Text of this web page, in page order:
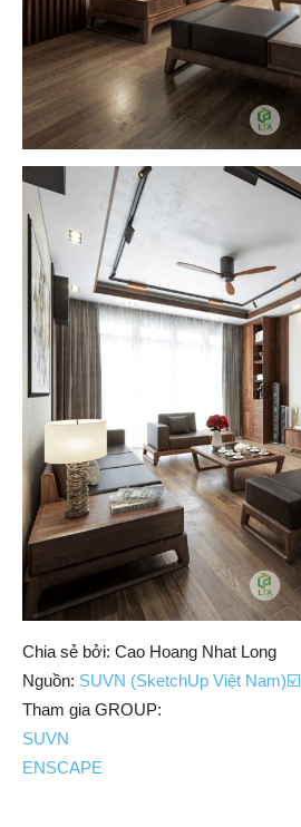
Chia sẻ bởi: Cao Hoang Nhat Long
Nguồn: SUVN (SketchUp Việt Nam)☑️
Tham gia GROUP:
SUVN
ENSCAPE